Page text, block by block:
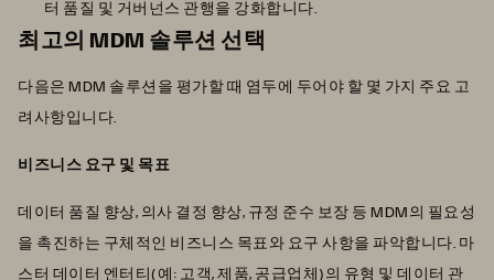
터 품질 및 거버넌스 관행을 강화합니다.
최고의 MDM 솔루션 선택
다음은 MDM 솔루션을 평가할 때 염두에 두어야 할 몇 가지 주요 고
려사항입니다.
비즈니스 요구 및 목표
데이터 품질 향상, 의사 결정 향상, 규정 준수 보장 등 MDM의 필요성
을 촉진하는 구체적인 비즈니스 목표와 요구 사항을 파악합니다. 마
스터 데이터 엔터티(예: 고객, 제품, 공급업체)의 유형 및 데이터 관